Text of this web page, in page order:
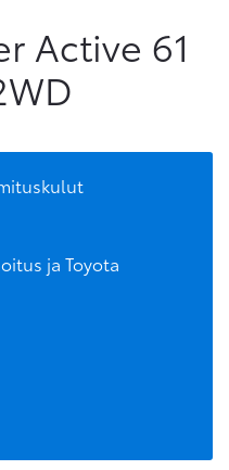
Active 61
ja Toyota